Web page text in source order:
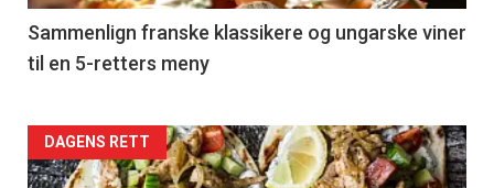
5
Sammenlign franske klassikere og ungarske viner
til en 5-retters meny
Forsiden
DAGENS RETT